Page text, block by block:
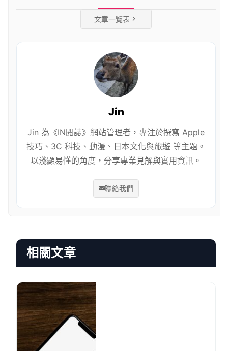
文章一覽表
Jin
Jin 為《IN閱誌》網站管理者，專注於撰寫 Apple
技巧、3C 科技、動漫、日本文化與旅遊 等主題。
以淺顯易懂的角度，分享專業見解與實用資訊。
聯絡我們
相關文章